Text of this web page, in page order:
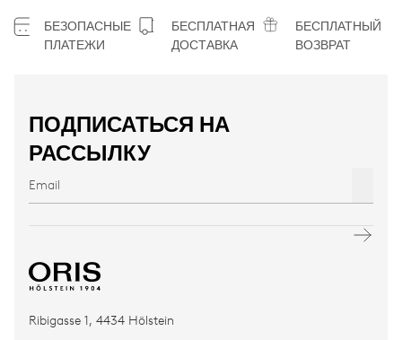
БЕЗОПАСНЫЕ
ПЛАТЕЖИ
БЕСПЛАТНАЯ
ДОСТАВКА
БЕСПЛАТНЫЙ
ВОЗВРАТ
ПОДПИСАТЬСЯ НА
РАССЫЛКУ
Ribigasse 1, 4434 Hölstein